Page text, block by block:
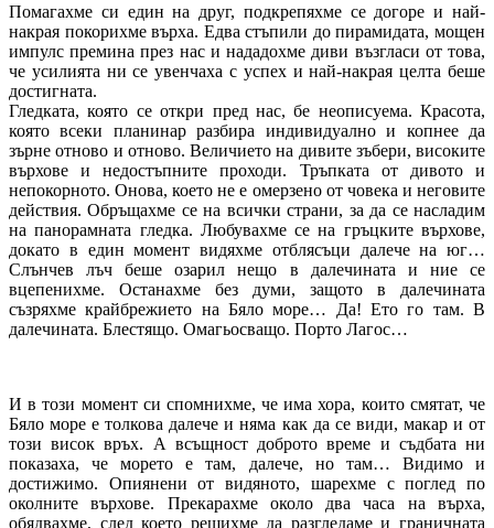
Помагахме си един на друг, подкрепяхме се догоре и най-
накрая покорихме върха. Едва стъпили до пирамидата, мощен
импулс премина през нас и нададохме диви възгласи от това,
че усилията ни се увенчаха с успех и най-накрая целта беше
достигната.
Гледката, която се откри пред нас, бе неописуема. Красота,
която всеки планинар разбира индивидуално и копнее да
зърне отново и отново. Величието на дивите зъбери, високите
върхове и недостъпните проходи. Тръпката от дивото и
непокорното. Онова, което не е омерзено от човека и неговите
действия. Обръщахме се на всички страни, за да се насладим
на панорамната гледка. Любувахме се на гръцките върхове,
докато в един момент видяхме отблясъци далече на юг…
Слънчев лъч беше озарил нещо в далечината и ние се
вцепенихме. Останахме без думи, защото в далечината
съзряхме крайбрежието на Бяло море… Да! Ето го там. В
далечината. Блестящо. Омагьосващо. Порто Лагос…
И в този момент си спомнихме, че има хора, които смятат, че
Бяло море е толкова далече и няма как да се види, макар и от
този висок връх. А всъщност доброто време и съдбата ни
показаха, че морето е там, далече, но там… Видимо и
достижимо. Опиянени от видяното, шарехме с поглед по
околните върхове. Прекарахме около два часа на върха,
обядвахме, след което решихме да разгледаме и граничната